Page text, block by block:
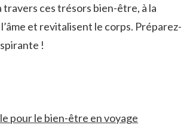
ces trésors bien-être, à la
et ​revitalisent le corps. Préparez-
!
pour le bien-être en voyage